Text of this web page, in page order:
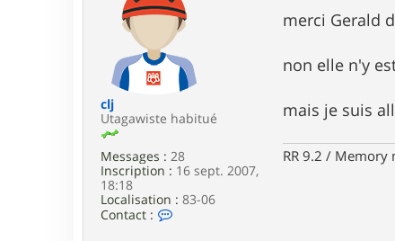
t
e
g
e
r
l
8
3
clj
Utagawiste habitué
Messages : 28
Inscription : 16 sept. 2007,
18:18
Localisation : 83-06
Contact :
s
s
g
e
merci Gerald
non elle n'y
mais je suis
RR 9.2 / Memory